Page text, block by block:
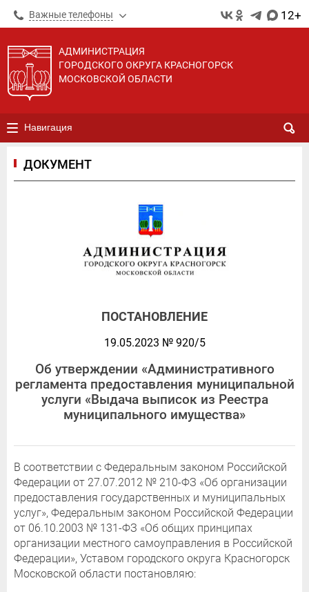
Важные телефоны 12+
АДМИНИСТРАЦИЯ
ГОРОДСКОГО ОКРУГА КРАСНОГОРСК
МОСКОВСКОЙ ОБЛАСТИ
Навигация
ДОКУМЕНТ
ПОСТАНОВЛЕНИЕ
19.05.2023 № 920/5
Об утверждении «Административного
регламента предоставления муниципальной
услуги «Выдача выписок из Реестра
муниципального имущества»
В соответствии с Федеральным законом Российской
Федерации от 27.07.2012 № 210-ФЗ «Об организации
предоставления государственных и муниципальных
услуг», Федеральным законом Российской Федерации
от 06.10.2003 № 131-ФЗ «Об общих принципах
организации местного самоуправления в Российской
Федерации», Уставом городского округа Красногорск
Московской области постановляю: